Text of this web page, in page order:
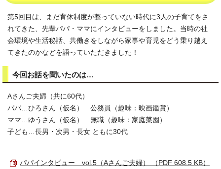
第5回目は、まだ育休制度が整っていない時代に3人の子育てをさ
れてきた、先輩パパ・ママにインタビューをしました。当時の社
会環境や生活秘話、共働きをしながら家事や育児をどう乗り越え
てきたのかなどを語っていただきました！
今回お話を聞いたのは…
Aさんご夫婦（共に60代）
パパ…ひろさん（仮名） 公務員（趣味：映画鑑賞）
ママ…ゆうさん（仮名） 無職（趣味：家庭菜園）
子ども…長男・次男・長女 ともに30代
パパインタビュー vol.5（Aさんご夫婦） （PDF 608.5 KB）